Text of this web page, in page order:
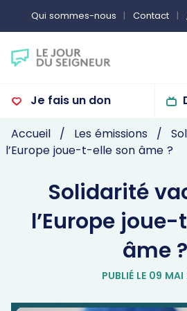
Qui sommes-nous Contact
Je fais un don
Accueil Les émissions
l’Europe joue-t-elle son âme ?
Solidarité
l’Europe
âme ?
PUBLIÉ LE 09